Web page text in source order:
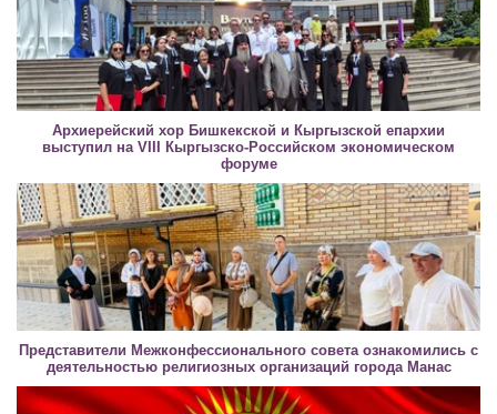
Архиерейский хор Бишкекской и Кыргызской епархии
выступил на VIII Кыргызско-Российском экономическом
форуме
Представители Межконфессионального совета ознакомились с
деятельностью религиозных организаций города Манас